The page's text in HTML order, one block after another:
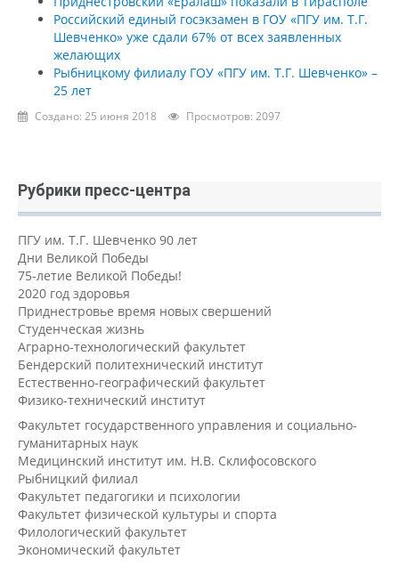
Российский единый госэкзамен в ГОУ «ПГУ им. Т.Г.
Шевченко» уже сдали 67% от всех заявленных
желающих
Рыбницкому филиалу ГОУ «ПГУ им. Т.Г. Шевченко» –
25 лет
Создано: 25 июня 2018 Просмотров: 2097
Рубрики пресс-центра
ПГУ им. Т.Г. Шевченко 90 лет
Дни Великой Победы
75-летие Великой Победы!
2020 год здоровья
Приднестровье время новых свершений
Студенческая жизнь
Аграрно-технологический факультет
Бендерский политехнический институт
Естественно-географический факультет
Физико-технический институт
Факультет государственного управления и социально-
гуманитарных наук
Медицинский институт им. Н.В. Склифосовского
Рыбницкий филиал
Факультет педагогики и психологии
Факультет физической культуры и спорта
Филологический факультет
Экономический факультет